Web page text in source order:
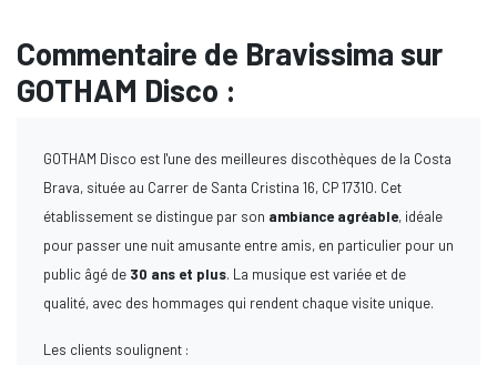
Commentaire de Bravissima sur
GOTHAM Disco :
GOTHAM Disco est l'une des meilleures discothèques de la Costa
Brava, située au Carrer de Santa Cristina 16, CP 17310. Cet
établissement se distingue par son ambiance agréable, idéale
pour passer une nuit amusante entre amis, en particulier pour un
public âgé de 30 ans et plus. La musique est variée et de
qualité, avec des hommages qui rendent chaque visite unique.
Les clients soulignent :